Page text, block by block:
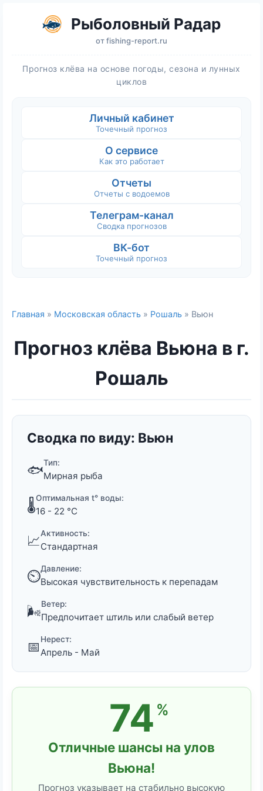
Рыболовный Радар
отfishing-report.ru
Прогноз клёва на основе погоды, сезона и лунных
циклов
Личный кабинет
Точечный прогноз
О сервисе
Как это работает
Отчеты
Отчеты с водоемов
Телеграм-канал
Сводка прогнозов
ВК-бот
Точечный прогноз
Главная » Московская область » Рошаль » Вьюн
Прогноз клёва Вьюна в г.
Рошаль
Сводка по виду: Вьюн
🐟Тип:
Мирная рыба
🌡️Оптимальная t° воды:
16 - 22 °C
📈Активность:
Стандартная
⏲️Давление:
Высокая чувствительность к перепадам
🌬️Ветер:
Предпочитает штиль или слабый ветер
📅 Нерест:
Апрель - Май
74 %
Отличные шансы на улов
Вьюна!
Прогноз указывает на стабильно высокую